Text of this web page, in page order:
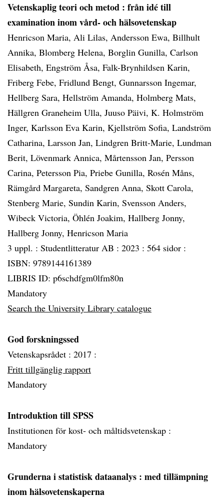
Vetenskaplig teori och metod : från idé till
examination inom vård- och hälsovetenskap
Henricson Maria, Ali Lilas, Andersson Ewa, Billhult
Annika, Blomberg Helena, Borglin Gunilla, Carlson
Elisabeth, Engström Åsa, Falk-Brynhildsen Karin,
Friberg Febe, Fridlund Bengt, Gunnarsson Ingemar,
Hellberg Sara, Hellström Amanda, Holmberg Mats,
Hällgren Graneheim Ulla, Juuso Päivi, K. Holmström
Inger, Karlsson Eva Karin, Kjellström Sofia, Landström
Catharina, Larsson Jan, Lindgren Britt-Marie, Lundman
Berit, Lövenmark Annica, Mårtensson Jan, Persson
Carina, Petersson Pia, Priebe Gunilla, Rosén Måns,
Rämgård Margareta, Sandgren Anna, Skott Carola,
Stenberg Marie, Sundin Karin, Svensson Anders,
Wibeck Victoria, Öhlén Joakim, Hallberg Jonny,
Hallberg Jonny, Henricson Maria
3 uppl. : Studentlitteratur AB : 2023 : 564 sidor :
ISBN: 9789144161389
LIBRIS ID: p6schdfgm0lfm80n
Mandatory
Search the University Library catalogue
God forskningssed
Vetenskapsrådet : 2017 :
Fritt tillgänglig rapport
Mandatory
Introduktion till SPSS
Institutionen för kost- och måltidsvetenskap :
Mandatory
Grunderna i statistisk dataanalys : med tillämpning
inom hälsovetenskaperna